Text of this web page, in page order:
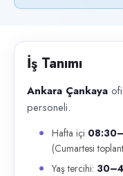
Ankara Çankaya
İş Tanımı
Ankara Çankaya
personeli.
Hafta içi
(Cumartesi
Yaş tercihi: